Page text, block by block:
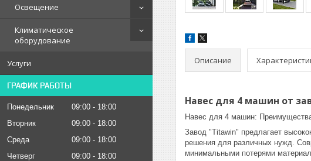
Освещение
Климатическое
оборудование
Услуги
ГРАФИК РАБОТЫ
Понедельник 09:00
18:00
Вторник
09:00
18:00
Среда
09:00
18:00
Четверг
09:00
18:00
Описание
Навес для 4 машин от
Навес для 4 машин:
Завод "Titawin" предлагает
решения для различных нужд.
минимальными потерями